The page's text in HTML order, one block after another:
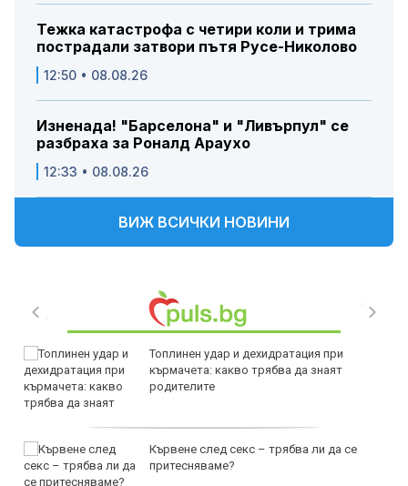
Тежка катастрофа с четири коли и трима
пострадали затвори пътя Русе-Николово
12:50 • 08.08.26
Изненада! "Барселона" и "Ливърпул" се
разбраха за Роналд Араухо
12:33 • 08.08.26
ВИЖ ВСИЧКИ НОВИНИ
Топлинен удар и дехидратация при
кърмачета: какво трябва да знаят
родителите
Кървене след секс – трябва ли да се
притесняваме?